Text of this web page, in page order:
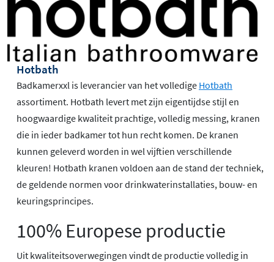
Hotbath
Badkamerxxl is leverancier van het volledige Hotbath
assortiment. Hotbath levert met zijn eigentijdse stijl en
hoogwaardige kwaliteit prachtige, volledig messing, kranen
die in ieder badkamer tot hun recht komen. De kranen
kunnen geleverd worden in wel vijftien verschillende
kleuren! Hotbath kranen voldoen aan de stand der techniek,
de geldende normen voor drinkwaterinstallaties, bouw- en
keuringsprincipes.
100% Europese productie
Uit kwaliteitsoverwegingen vindt de productie volledig in